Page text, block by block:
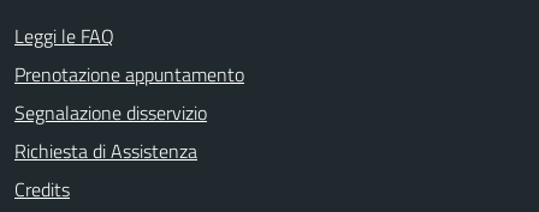
Leggi le FAQ
Prenotazione appuntamento
Segnalazione disservizio
Richiesta di Assistenza
Credits